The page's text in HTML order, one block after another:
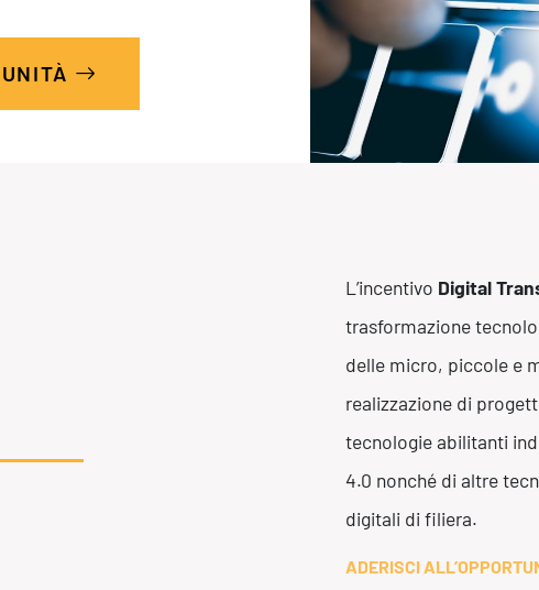
Smart Working
L’incentivo Digital
trasformazione
delle micro, piccole e
realizzazione di
tecnologie abilitanti
4.0 nonché di altre
digitali di filiera.
ADERISCI